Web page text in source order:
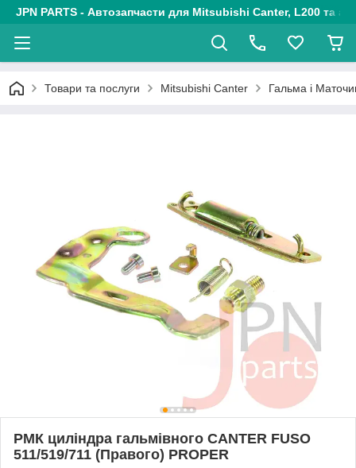
JPN PARTS - Автозапчасти для Mitsubishi Canter, L200 та
Товари та послуги Mitsubishi Canter Гальма і
РМК циліндра гальмівного CANTER FUSO
511/519/711 (Правого) PROPER